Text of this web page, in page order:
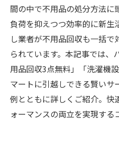
間の中で不用品の処分方法に
負荷を抑えつつ効率的に新
し業者が不用品回収も一括で
られています。本記事では、
用品回収3点無料」「洗濯機
マートに引越しできる賢いサ
例とともに詳しくご紹介。快
ォーマンスの両立を実現する